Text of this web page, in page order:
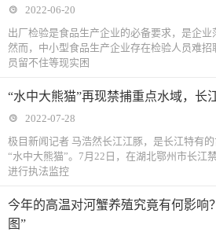
2022-06-20
出厂检验是食品生产企业的必备要求，是企业
然而，中小型食品生产企业存在检验人员难
员留不住等现实困
“水中大熊猫”再现禁捕重点水域，长
2022-07-28
极目新闻记者 马浩然长江江豚，是长江特有
“水中大熊猫”。7月22日，在湖北鄂州市长江
进行执法监控
今年的高温对河蟹养殖究竟有何影响
图”